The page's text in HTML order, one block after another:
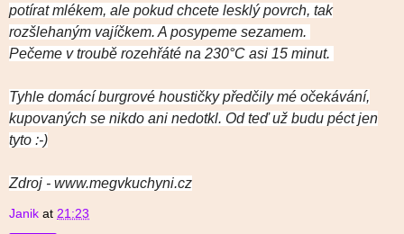
potírat mlékem, ale pokud chcete lesklý povrch, tak
rozšlehaným vajíčkem. A posypeme sezamem.
Pečeme v troubě rozehřáté na 230°C asi 15 minut.
Tyhle domácí burgrové houstičky předčily mé očekávání,
kupovaných se nikdo ani nedotkl. Od teď už budu péct jen
tyto :-)
Zdroj - www.megvkuchyni.cz
Janik at 21:23